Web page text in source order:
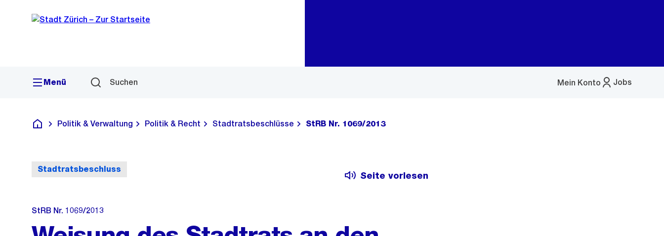
Navigation
Sprunglink
Menü Suchen Jobs
Mein Konto
Menü
Deutsch
Politik & Verwaltung Politik & Recht Stadtratsbeschlüsse StRB Nr. 1069/2013
Stadtratsbeschluss
Seite vorlesen
StRB Nr. 1069/2013